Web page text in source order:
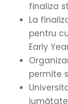
finaliza
La
pentru
Early
permite